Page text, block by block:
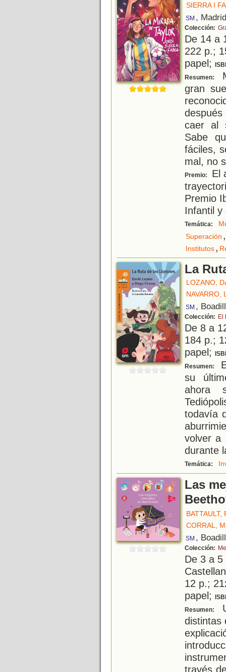
SIERRA I
SM ,
Colección:
De 14 a
222 p.;
papel;
Resumen:
gran
caer al
Sabe
fáciles,
mal, no
Premio:
El
Premio
Infantil y
Temática:
Superación ,
Institutos,
La
LOZANO,
NAVARRO,
SM ,
Colección: El
De 8 a
184 p.;
papel;
Resumen:
su
ahora
todavía
volver a
durante
Temática:
Las
BATTAULT,
CORRAL,
SM ,
Colección:
De 3 a
12 p.;
papel;
Resumen:
distintas
través